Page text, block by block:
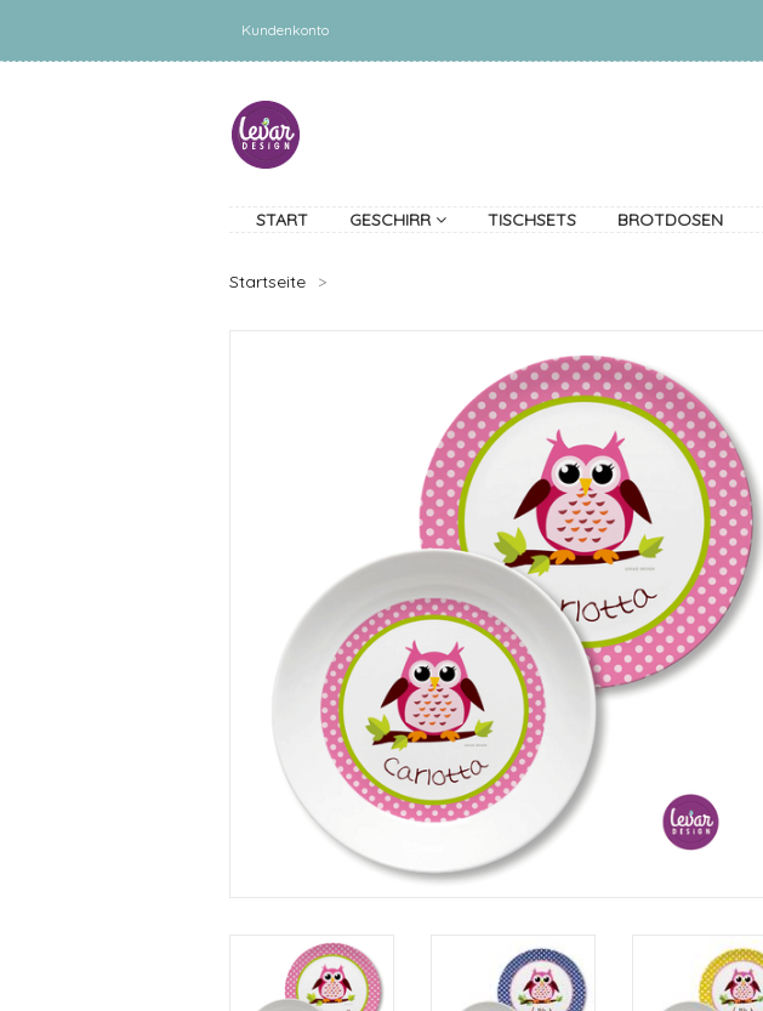
Kundenkonto
START GESCHIRR TISCHSETS BROTDOSEN
Startseite >